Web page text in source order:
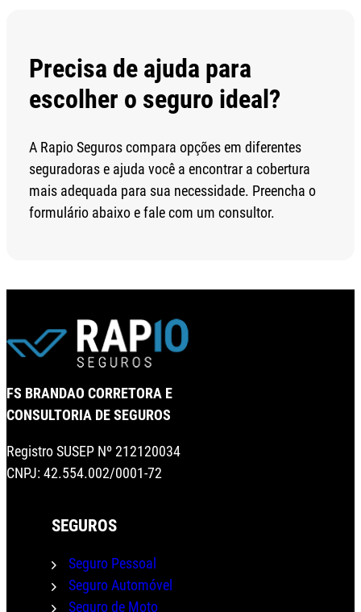
Precisa de ajuda para
escolher o seguro ideal?
A Rapio Seguros compara opções em diferentes
seguradoras e ajuda você a encontrar a cobertura
mais adequada para sua necessidade. Preencha o
formulário abaixo e fale com um consultor.
FS BRANDAO CORRETORA E
CONSULTORIA DE SEGUROS
Registro SUSEP Nº 212120034
CNPJ: 42.554.002/0001-72
SEGUROS
Seguro Pessoal
Seguro Automóvel
Seguro de Moto